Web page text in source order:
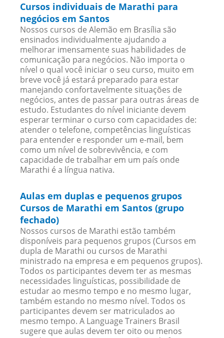
Cursos individuais de Marathi para
negócios em Santos
Nossos cursos de Alemão em Brasília são
ensinados individualmente ajudando a
melhorar imensamente suas habilidades de
comunicação para negócios. Não importa o
nível o qual você iniciar o seu curso, muito em
breve você já estará preparado para estar
manejando confortavelmente situações de
negócios, antes de passar para outras áreas de
estudo. Estudantes do nível iniciante devem
esperar terminar o curso com capacidades de:
atender o telefone, competências linguísticas
para entender e responder um e-mail, bem
como um nível de sobrevivência, e com
capacidade de trabalhar em um país onde
Marathi é a língua nativa.
Aulas em duplas e pequenos grupos
Cursos de Marathi em Santos (grupo
fechado)
Nossos cursos de Marathi estão também
disponíveis para pequenos grupos (Cursos em
dupla de Marathi ou cursos de Marathi
ministrado na empresa e em pequenos grupos).
Todos os participantes devem ter as mesmas
necessidades linguísticas, possibilidade de
estudar ao mesmo tempo e no mesmo lugar,
também estando no mesmo nível. Todos os
participantes devem ser matriculados ao
mesmo tempo. A Language Trainers Brasil
sugere que aulas devem ter oito ou menos